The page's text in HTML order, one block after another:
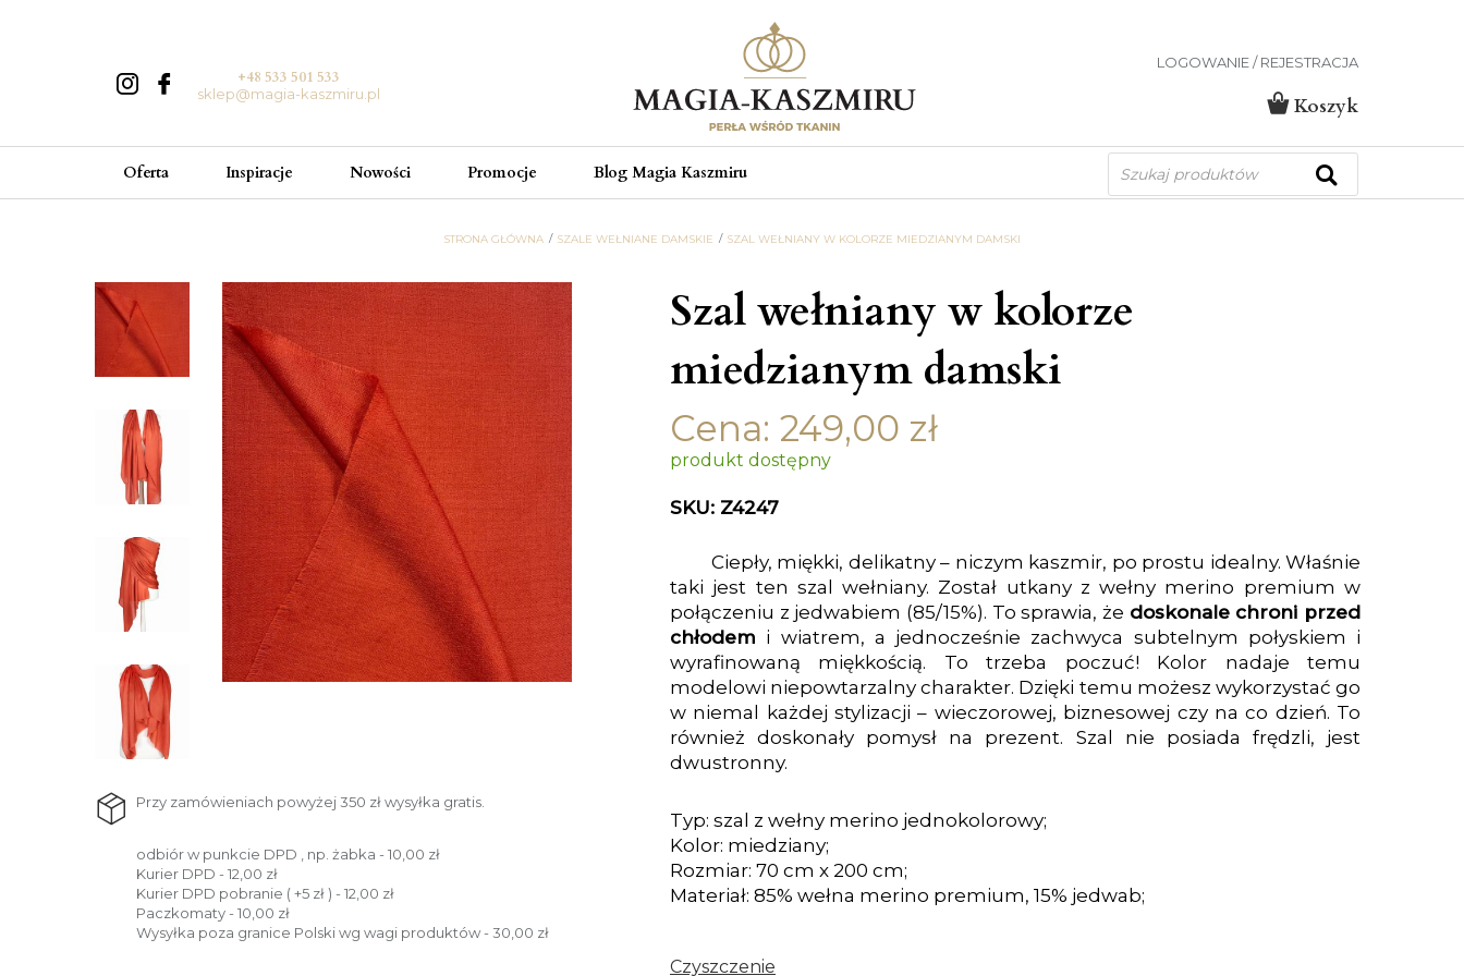
+48 533 501 533
sklep@magia-kaszmiru.pl
LOGOWANIE / REJESTRACJA
Koszyk
Oferta Inspiracje Nowości Promocje Blog Magia Kaszmiru
Wyszukiwarka
produktów
STRONA GŁÓWNA SZALE WEŁNIANE DAMSKIE SZAL WEŁNIANY W KOLORZE MIEDZIANYM DAMSKI
Przy zamówieniach powyżej 350 zł wysyłka gratis.
odbiór w punkcie DPD , np. żabka - 10,00 zł
Kurier DPD - 12,00 zł
Kurier DPD pobranie ( +5 zł ) - 12,00 zł
Paczkomaty - 10,00 zł
Wysyłka poza granice Polski wg wagi produktów - 30,00 zł
Szal wełniany w kolorze
miedzianym damski
Cena: 249,00 zł
produkt dostępny
SKU: Z4247
Ciepły, miękki, delikatny – niczym kaszmir, po prostu idealny. Właśnie
taki jest ten szal wełniany. Został utkany z wełny merino premium w
połączeniu z jedwabiem (85/15%). To sprawia, że doskonale chroni przed
chłodem i wiatrem, a jednocześnie zachwyca subtelnym połyskiem i
wyrafinowaną miękkością. To trzeba poczuć! Kolor nadaje temu
modelowi niepowtarzalny charakter. Dzięki temu możesz wykorzystać go
w niemal każdej stylizacji – wieczorowej, biznesowej czy na co dzień. To
również doskonały pomysł na prezent. Szal nie posiada frędzli, jest
dwustronny.
Typ: szal z wełny merino jednokolorowy;
Kolor: miedziany;
Rozmiar: 70 cm x 200 cm;
Materiał: 85% wełna merino premium, 15% jedwab;
Czyszczenie